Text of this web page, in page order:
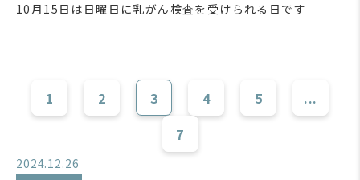
10月15日は日曜日に乳がん検査を受けられる日です
1 2 3 4 5
...
7
2024.12.26